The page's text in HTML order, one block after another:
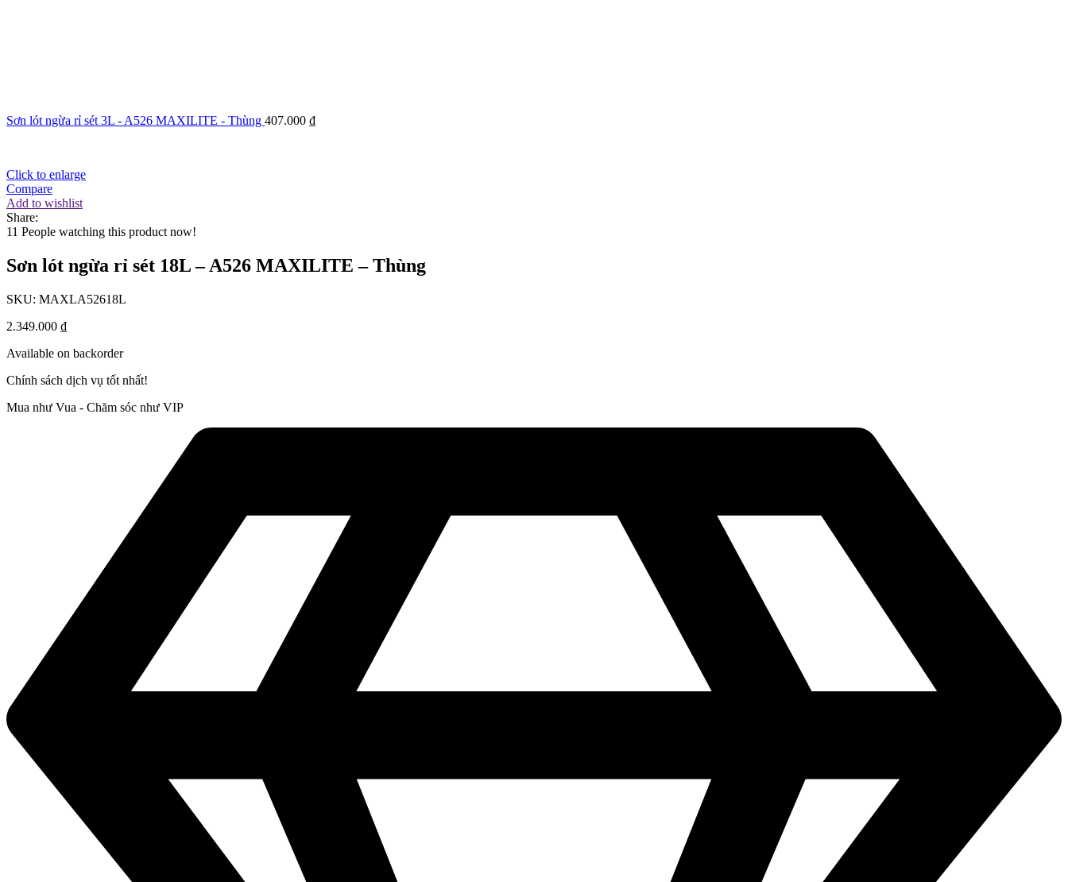
Sơn lót ngừa rỉ sét 3L - A526 MAXILITE - Thùng 407.000 ₫
Click to enlarge
Compare
Add to wishlist
Share:
11 People watching this product now!
Sơn lót ngừa rỉ sét 18L – A526 MAXILITE – Thùng
SKU: MAXLA52618L
2.349.000 ₫
Available on backorder
Chính sách dịch vụ tốt nhất!
Mua như Vua - Chăm sóc như VIP